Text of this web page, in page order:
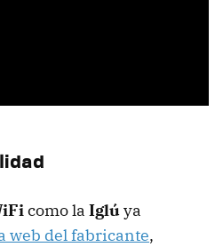
como la Iglúya
web del fabricante,